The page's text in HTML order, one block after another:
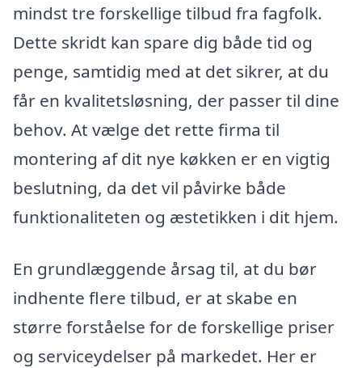
mindst tre forskellige tilbud fra fagfolk.
Dette skridt kan spare dig både tid og
penge, samtidig med at det sikrer, at du
får en kvalitetsløsning, der passer til dine
behov. At vælge det rette firma til
montering af dit nye køkken er en vigtig
beslutning, da det vil påvirke både
funktionaliteten og æstetikken i dit hjem.
En grundlæggende årsag til, at du bør
indhente flere tilbud, er at skabe en
større forståelse for de forskellige priser
og serviceydelser på markedet. Her er